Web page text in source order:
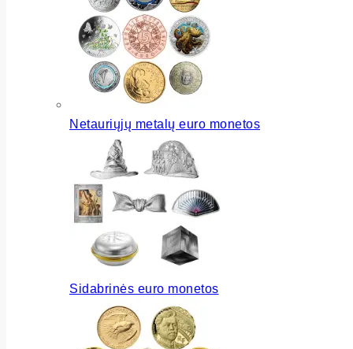
Netauriųjų metalų euro monetos
Sidabrinės euro monetos